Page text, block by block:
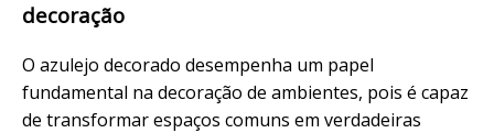
decoração
O azulejo decorado desempenha um papel
fundamental na decoração de ambientes, pois é capaz
de transformar espaços comuns em verdadeiras